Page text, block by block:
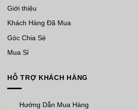
Giới thiệu
Khách Hàng Đã Mua
Góc Chia Sẻ
Mua Sỉ
HỖ TRỢ KHÁCH HÀNG
Hướng Dẫn Mua Hàng